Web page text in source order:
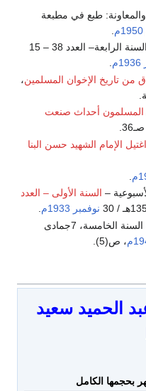
طبع في مطبعة
1950م
: السنة الرابعة– العدد 38 – 15
1936م
.
من تاريخ الإخوان المسلمين،
المسلمون أحداث صنعت
اغتيل الإمام الشهيد حسن البنا
– السنة الأولى – العدد
نوفمبر 1933م
.
، العدد (21)، السنة الخامسة، 7جمادى
، ص(5).
الحميد سعيد
بحجمها الكامل